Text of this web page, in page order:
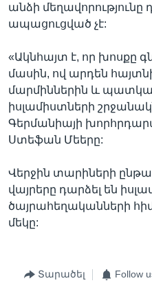
անձի
ապացուցված չէ:
«Ակնհայտ է, որ խոսքը
մասին, ով արդեն
մարմիններին և
իսլամիստների
Գերմանիայի
Ստեֆան Մեերը:
Վերջին տարիների
վայրերը դարձել են
ծայրահեղականների
մեկը:
Տարածել Follow